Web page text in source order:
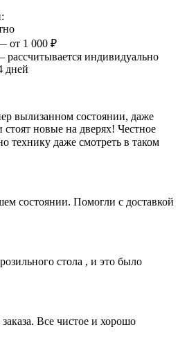
от 1 000 ₽
индивидуально
дней
вылизанном состоянии, даже
новые на дверях! Честное
технику даже смотреть в таком
состоянии. Помогли с доставкой
стола , и это было
Все чистое и хорошо